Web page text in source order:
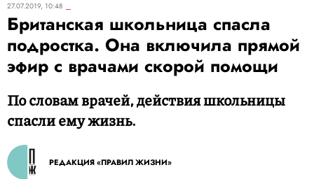
27.07.2019, 10:48
Британская школьница спасла
подростка. Она включила прямой
эфир с врачами скорой помощи
По словам врачей, действия школьницы
спасли ему жизнь.
РЕДАКЦИЯ «ПРАВИЛ ЖИЗНИ»